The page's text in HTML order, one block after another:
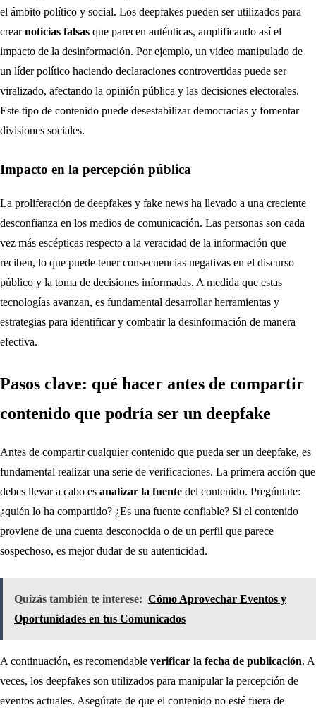
el ámbito político y social. Los deepfakes pueden ser utilizados para
crearnoticias falsas que parecen auténticas, amplificando así el
impacto de la desinformación. Por ejemplo, un video manipulado de
un líder político haciendo declaraciones controvertidas puede ser
viralizado, afectando la opinión pública y las decisiones electorales.
Este tipo de contenido puede desestabilizar democracias y fomentar
divisiones sociales.
Impacto en la percepción pública
La proliferación de deepfakes y fake news ha llevado a una creciente
desconfianza en los medios de comunicación. Las personas son cada
vez más escépticas respecto a la veracidad de la información que
reciben, lo que puede tener consecuencias negativas en el discurso
público y la toma de decisiones informadas. A medida que estas
tecnologías avanzan, es fundamental desarrollar herramientas y
estrategias para identificar y combatir la desinformación de manera
efectiva.
Pasos clave: qué hacer antes de compartir
contenido que podría ser un deepfake
Antes de compartir cualquier contenido que pueda ser un deepfake, es
fundamental realizar una serie de verificaciones. La primera acción que
debes llevar a cabo es analizar la fuente del contenido. Pregúntate:
¿quién lo ha compartido? ¿Es una fuente confiable? Si el contenido
proviene de una cuenta desconocida o de un perfil que parece
sospechoso, es mejor dudar de su autenticidad.
Quizás también te interese: Cómo Aprovechar Eventos y
Oportunidades en tus Comunicados
A continuación, es recomendable verificar la fecha de publicación. A
veces, los deepfakes son utilizados para manipular la percepción de
eventos actuales. Asegúrate de que el contenido no esté fuera de